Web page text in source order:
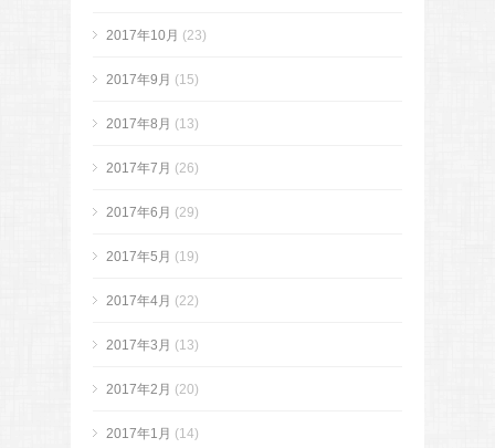
2017年10月 (23)
2017年9月 (15)
2017年8月 (13)
2017年7月 (26)
2017年6月 (29)
2017年5月 (19)
2017年4月 (22)
2017年3月 (13)
2017年2月 (20)
2017年1月 (14)